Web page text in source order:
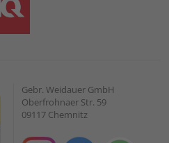
Gebr. Weidauer GmbH
Oberfrohnaer Str. 59
09117 Chemnitz